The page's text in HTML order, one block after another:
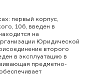
первый корпус,
106, введен в
на
Юридической
второго
в эксплуатацию в
предметно-